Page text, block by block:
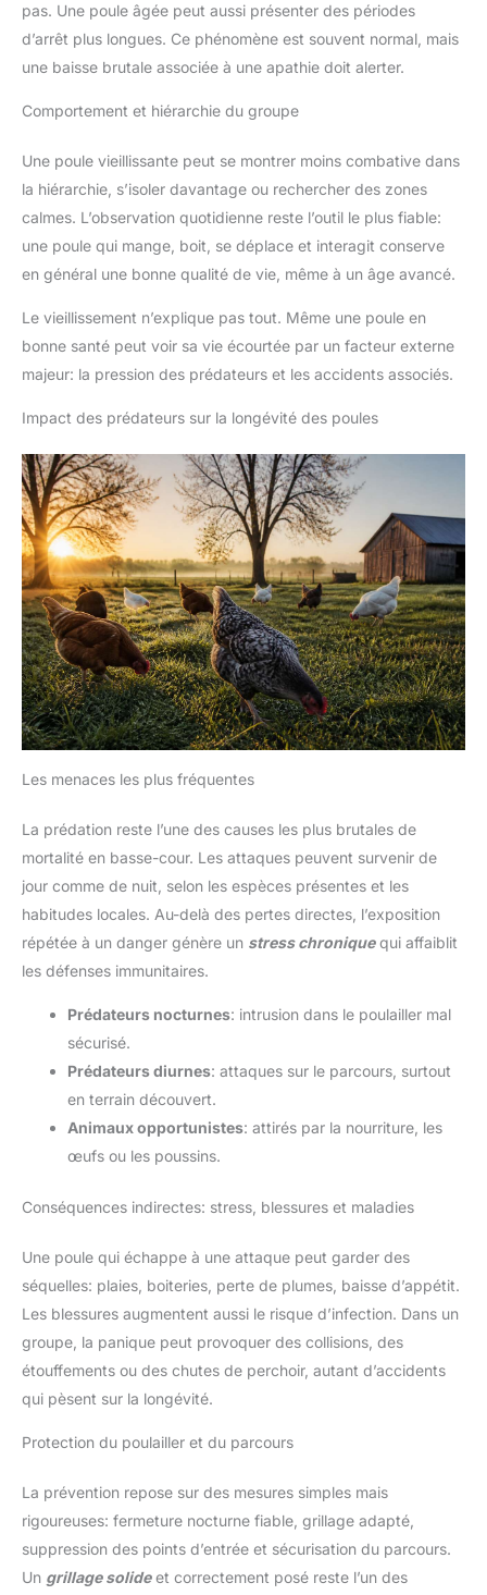
pas. Une poule âgée peut aussi présenter des périodes
d’arrêt plus longues. Ce phénomène est souvent normal, mais
une baisse brutale associée à une apathie doit alerter.
Comportement et hiérarchie du groupe
Une poule vieillissante peut se montrer moins combative dans
la hiérarchie, s’isoler davantage ou rechercher des zones
calmes. L’observation quotidienne reste l’outil le plus fiable:
une poule qui mange, boit, se déplace et interagit conserve
en général une bonne qualité de vie, même à un âge avancé.
Le vieillissement n’explique pas tout. Même une poule en
bonne santé peut voir sa vie écourtée par un facteur externe
majeur: la pression des prédateurs et les accidents associés.
Impact des prédateurs sur la longévité des poules
Les menaces les plus fréquentes
La prédation reste l’une des causes les plus brutales de
mortalité en basse-cour. Les attaques peuvent survenir de
jour comme de nuit, selon les espèces présentes et les
habitudes locales. Au-delà des pertes directes, l’exposition
répétée à un danger génère un stress chroniquequi affaiblit
les défenses immunitaires.
Prédateurs nocturnes: intrusion dans le poulailler mal
sécurisé.
Prédateurs diurnes: attaques sur le parcours, surtout
en terrain découvert.
Animaux opportunistes: attirés par la nourriture, les
œufs ou les poussins.
Conséquences indirectes: stress, blessures et maladies
Une poule qui échappe à une attaque peut garder des
séquelles: plaies, boiteries, perte de plumes, baisse d’appétit.
Les blessures augmentent aussi le risque d’infection. Dans un
groupe, la panique peut provoquer des collisions, des
étouffements ou des chutes de perchoir, autant d’accidents
qui pèsent sur la longévité.
Protection du poulailler et du parcours
La prévention repose sur des mesures simples mais
rigoureuses: fermeture nocturne fiable, grillage adapté,
suppression des points d’entrée et sécurisation du parcours.
Un grillage solideet correctement posé reste l’un des